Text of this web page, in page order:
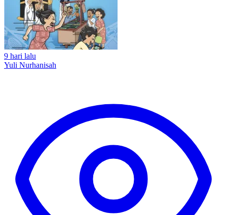
9 hari lalu
Yuli Nurhanisah